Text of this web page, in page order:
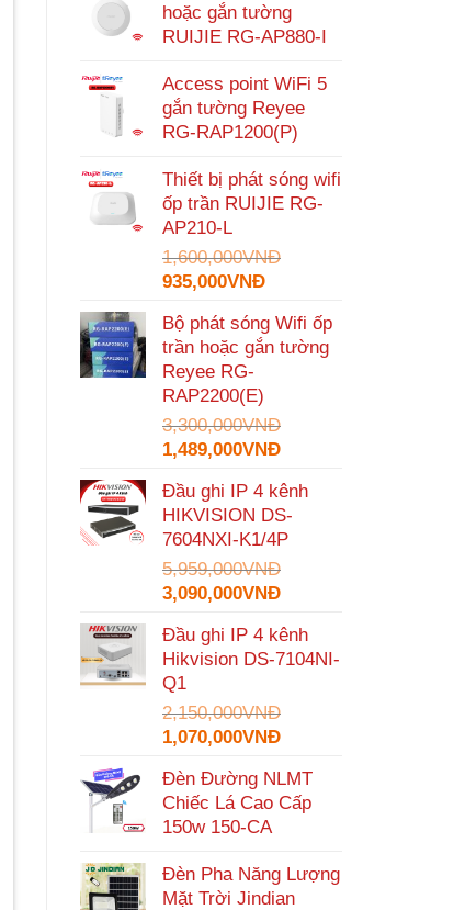
hoặc gắn tường
RUIJIE RG-AP880-I
Access point WiFi 5
gắn tường Reyee
RG-RAP1200(P)
Thiết bị phát sóng wifi
ốp trần RUIJIE RG-
AP210-L
1,600,000VNĐ
Giá
là:
1,600,000VNĐ.
935,000VNĐGiá
tại
là:
Bộ phát sóng Wifi ốp
trần hoặc gắn tường
Reyee RG-
RAP2200(E)
3,300,000VNĐ
Giá
là:
3,300,000VNĐ.
1,489,000VNĐGiá
tại
là:
1,489,000VNĐ.
Đầu ghi IP 4 kênh
HIKVISION DS-
7604NXI-K1/4P
5,959,000VNĐ
Giá
là:
5,959,000VNĐ.
3,090,000VNĐGiá
tại
là:
Đầu ghi IP 4 kênh
Hikvision DS-7104NI-
Q1
2,150,000VNĐ
Giá
là:
2,150,000VNĐ.
1,070,000VNĐGiá
tại
là:
Đèn Đường NLMT
Chiếc Lá Cao Cấp
150w 150-CA
Đèn Pha Năng Lượng
Mặt Trời Jindian